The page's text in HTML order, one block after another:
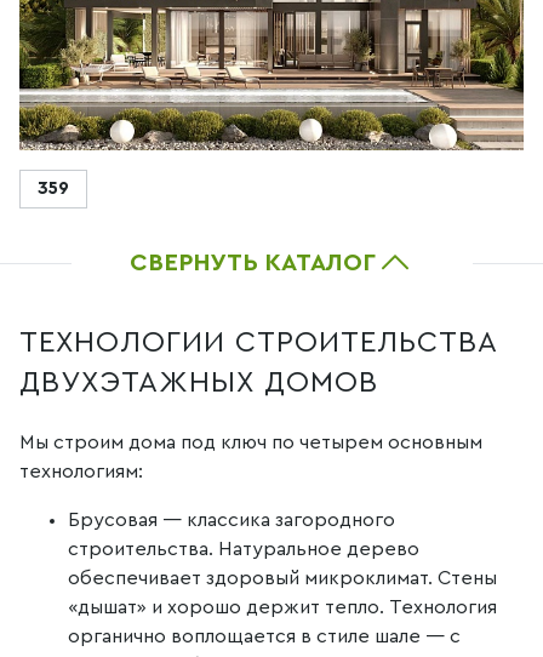
359
СВЕРНУТЬ КАТАЛОГ
ТЕХНОЛОГИИ СТРОИТЕЛЬСТВА
ДВУХЭТАЖНЫХ ДОМОВ
Мы строим дома под ключ по четырем основным
технологиям:
Брусовая — классика загородного
строительства. Натуральное дерево
обеспечивает здоровый микроклимат. Стены
«дышат» и хорошо держит тепло. Технология
органично воплощается в стиле шале — с